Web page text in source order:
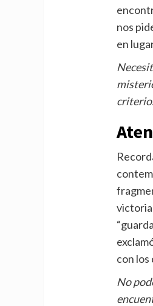
nos
en
victoria
con los
No